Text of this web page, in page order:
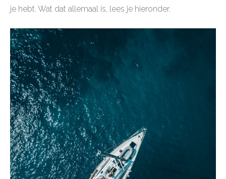
je hebt. Wat dat allemaal is, lees je hieronder.